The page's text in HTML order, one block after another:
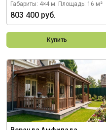
Габариты: 4×4 м. Площадь: 16 м²
803 400 руб.
Купить